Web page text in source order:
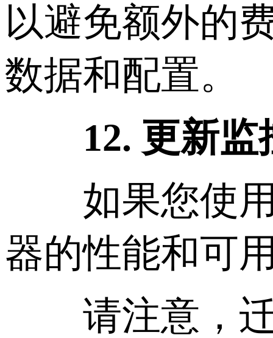
以避免额外的
数据和配置。
12. 更新
如果您使用
器的性能和可
请注意，迁